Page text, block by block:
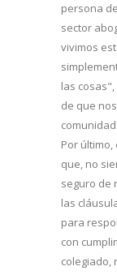
persona
sector
vivimos
las
de que
Por
que, no
seguro de
las
para
con
colegiado,